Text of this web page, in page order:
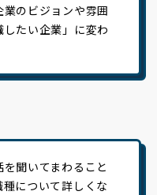
のビジョンや雰囲
たい企業」に変わ
聞いてまわること
について詳しくな